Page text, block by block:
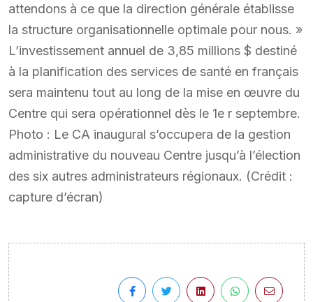
attendons à ce que la direction générale établisse
la structure organisationnelle optimale pour nous. »
L’investissement annuel de 3,85 millions $ destiné
à la planification des services de santé en français
sera maintenu tout au long de la mise en œuvre du
Centre qui sera opérationnel dès le 1e r septembre.
Photo : Le CA inaugural s’occupera de la gestion
administrative du nouveau Centre jusqu’à l’élection
des six autres administrateurs régionaux. (Crédit :
capture d’écran)